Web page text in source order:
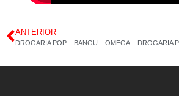
ANTERIOR
DROGARIA POP – BANGU – OMEGA 3 AZ – COLÁGENO TIPO 2 60CAP – 13/07/2023 – 14H 40M